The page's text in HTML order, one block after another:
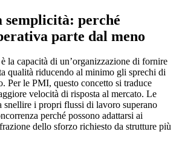
perché
parte dal meno
la capacità di un’organizzazione di fornire
qualità riducendo al minimo gli sprechi di
Per le PMI, questo concetto si traduce
velocità di risposta al mercato. Le
snellire i propri flussi di lavoro superano
perché possono adattarsi ai
dello sforzo richiesto da strutture più